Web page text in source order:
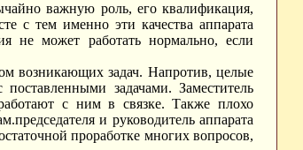
важную роль, его квалификация,
с тем именно эти качества аппарата
не может работать нормально, если
возникающих задач. Напротив, целые
задачами. Заместитель
с ним в связке. Также плохо
и руководитель аппарата
проработке многих вопросов,